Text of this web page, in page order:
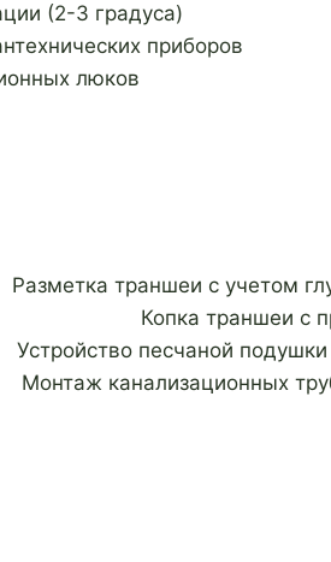
(2-3 градуса)
приборов
люков
Разметка траншеи с учетом
Копка траншеи с
Устройство песчаной
Монтаж канализационных